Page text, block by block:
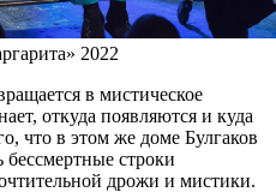
2022
в мистическое
откуда появляются и куда
что в этом же доме Булгаков
строки
дрожи и мистики.